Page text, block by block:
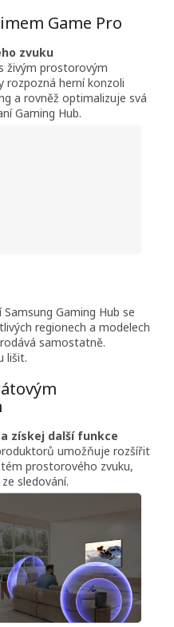
Game Pro
zvuku
živým prostorovým
rozpozná herní konzoli
a rovněž optimalizuje svá
Gaming Hub.
Gaming Hub se
regionech a modelech
samostatně.
lišit.
získej další funkce
umožňuje rozšířit
prostorového zvuku,
sledování.